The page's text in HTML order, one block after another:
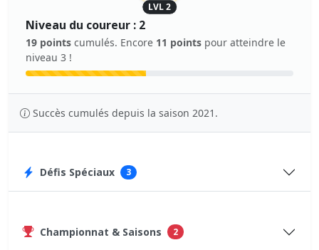
LVL 2
Niveau du coureur : 2
19 points cumulés. Encore 11 points pour atteindre le
niveau 3 !
Succès cumulés depuis la saison 2021.
Défis Spéciaux 3
Championnat & Saisons 2